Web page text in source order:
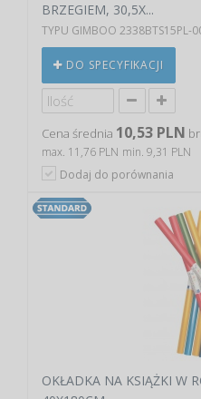
BRZEGIEM, 30,5X...
TYPU GIMBOO 2338BTS15PL-
DO SPECYFIKACJI
Cena średnia 10,53 PLN
max. 11,76 PLN min. 9,31 PLN
Dodaj do porównania
OKŁADKA NA KSIĄŻKI W